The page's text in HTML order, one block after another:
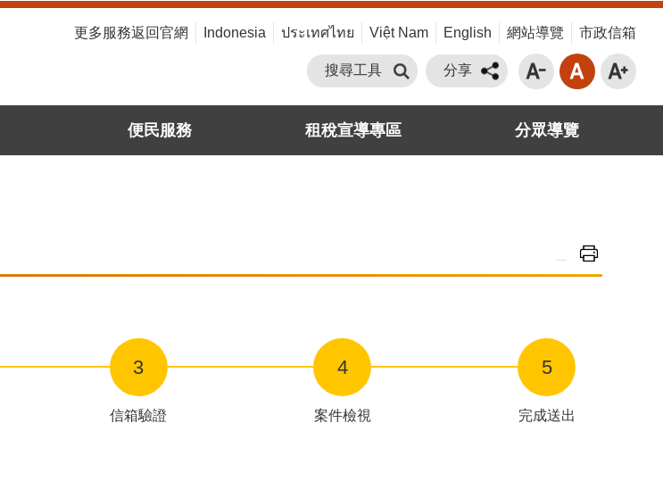
更多服務返回官網 Indonesia ประเทศไทย Việt Nam English 網站導覽 市政信箱
搜尋工具 分享
便民服務 租稅宣導專區 分眾導覽
3
信箱驗證
4
案件檢視
5
完成送出